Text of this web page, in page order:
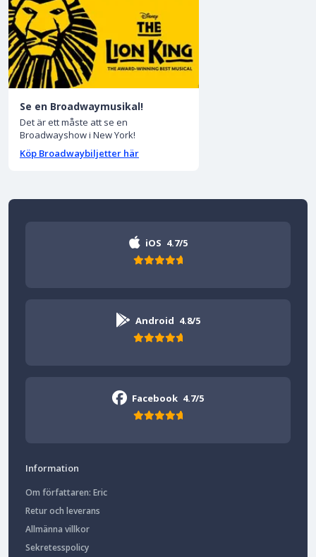
Se en Broadwaymusikal!
Det är ett måste att se en
Broadwayshow i New York!
Köp Broadwaybiljetter här
iOS 4.7/5
Android 4.8/5
Facebook 4.7/5
Information
Om författaren: Eric
Retur och leverans
Allmänna villkor
Sekretesspolicy